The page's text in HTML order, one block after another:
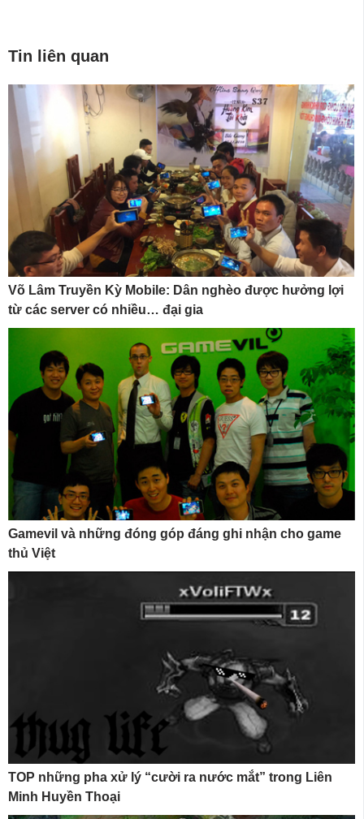
Tin liên quan
Võ Lâm Truyền Kỳ Mobile: Dân nghèo được hưởng lợi
từ các server có nhiều… đại gia
Gamevil và những đóng góp đáng ghi nhận cho game
thủ Việt
TOP những pha xử lý “cười ra nước mắt” trong Liên
Minh Huyền Thoại